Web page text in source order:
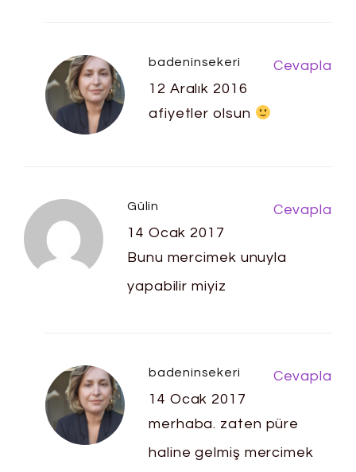
badeninsekeri
12 Aralık 2016
afiyetler olsun
Cevapla
Gülin
14 Ocak 2017
Bunu mercimek unuyla
yapabilir miyiz
Cevapla
badeninsekeri
14 Ocak 2017
merhaba. zaten püre
haline gelmiş mercimek
Cevapla